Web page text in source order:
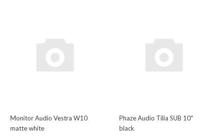
Monitor Audio Vestra W10
matte white
Phaze Audio Tilia SUB 10"
black